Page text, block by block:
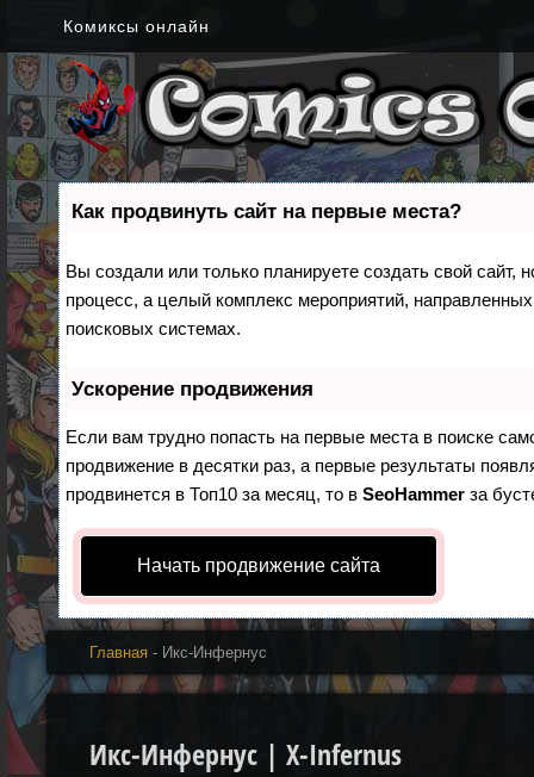
Комиксы онлайн
Как продвинуть сайт на первые места?
Вы создали или только планируете создать свой сайт,
процесс, а целый комплекс мероприятий,
поисковых системах.
Ускорение продвижения
Если вам трудно попасть на первые места в поиске
продвижение в десятки раз, а первые результаты
продвинется в Топ10 за месяц, то вSeoHammer за
Начать продвижение сайта
Главная - Икс-Инфернус
Икс-Инфернус | X-Infernus